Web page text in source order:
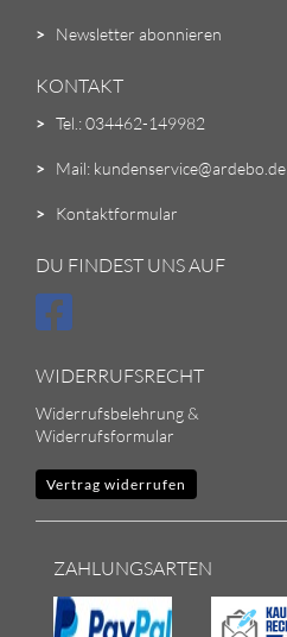
> Newsletter abonnieren
KONTAKT
> Tel.: 034462-149982
> Mail: kundenservice@ardebo.de
> Kontaktformular
DU FINDEST UNS AUF
WIDERRUFSRECHT
Widerrufsbelehrung &
Widerrufsformular
Vertrag widerrufen
ZAHLUNGSARTEN